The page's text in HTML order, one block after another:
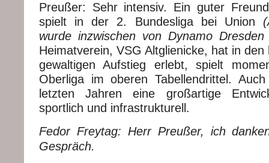
Preußer: Sehr intensiv. Ein guter
spielt in der 2. Bundesliga bei Union
wurde inzwischen von Dynamo Dresden
Heimatverein, VSG Altglienicke, hat in
gewaltigen Aufstieg erlebt, spielt
Oberliga im oberen Tabellendrittel.
letzten Jahren eine großartige
sportlich und infrastrukturell.
Fedor Freytag: Herr Preußer, ich
Gespräch.